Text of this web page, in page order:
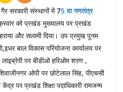
सरकारी संस्थानों में75 वा गणतंत्र
को प्रखंड मुख्यालय पर प्रखंड
और सलामी दिया। उप प्रमुख पूनम
बाल विकास परियोजना कार्यालय पर
पर बीडीओ हरिओम शरण ,
ओपी पर छोटेलाल सिंह, पीएचसी
पर प्रखंड शिक्षा पदाधिकारी रामजन्म